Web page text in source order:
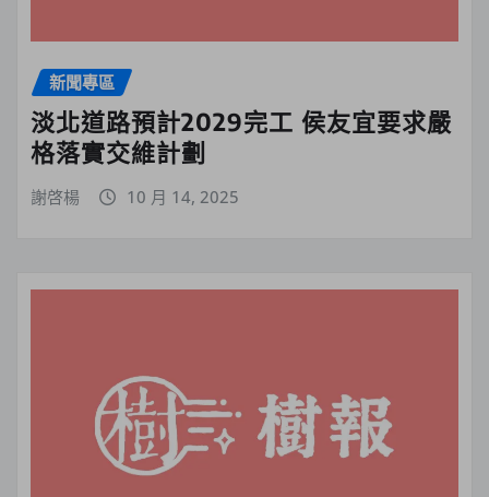
新聞專區
淡北道路預計2029完工 侯友宜要求嚴
格落實交維計劃
謝啓楊 10 月 14, 2025